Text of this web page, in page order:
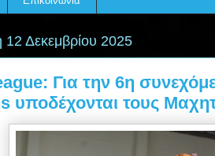
Δεκεμβρίου 2025
Για την 6η
υποδέχονται τους